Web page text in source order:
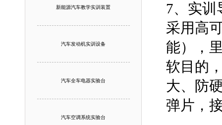
新能源汽车教学实训装置
汽车发动机实训设备
汽车全车电器实验台
汽车空调系统实验台
7、实训
采用高
能），
软目的
大、防
弹片，